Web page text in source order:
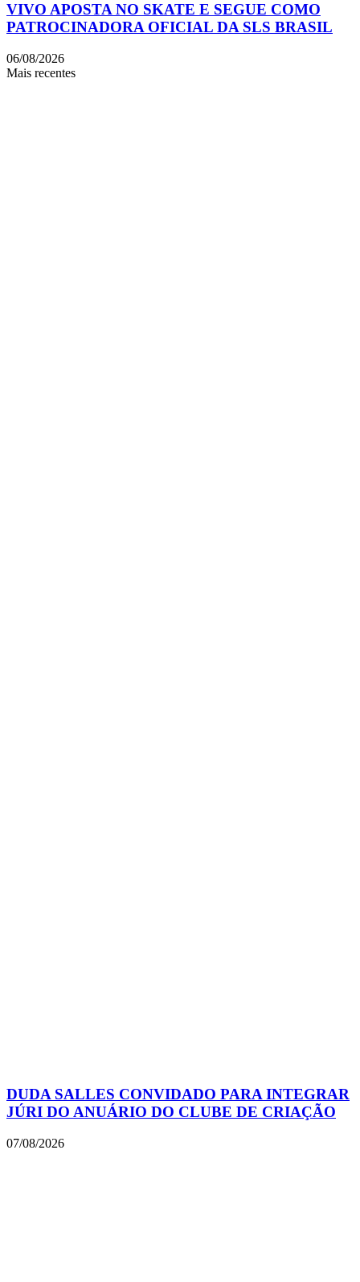
VIVO APOSTA NO SKATE E SEGUE COMO
PATROCINADORA OFICIAL DA SLS BRASIL
06/08/2026
Mais recentes
DUDA SALLES CONVIDADO PARA INTEGRAR
JÚRI DO ANUÁRIO DO CLUBE DE CRIAÇÃO
07/08/2026